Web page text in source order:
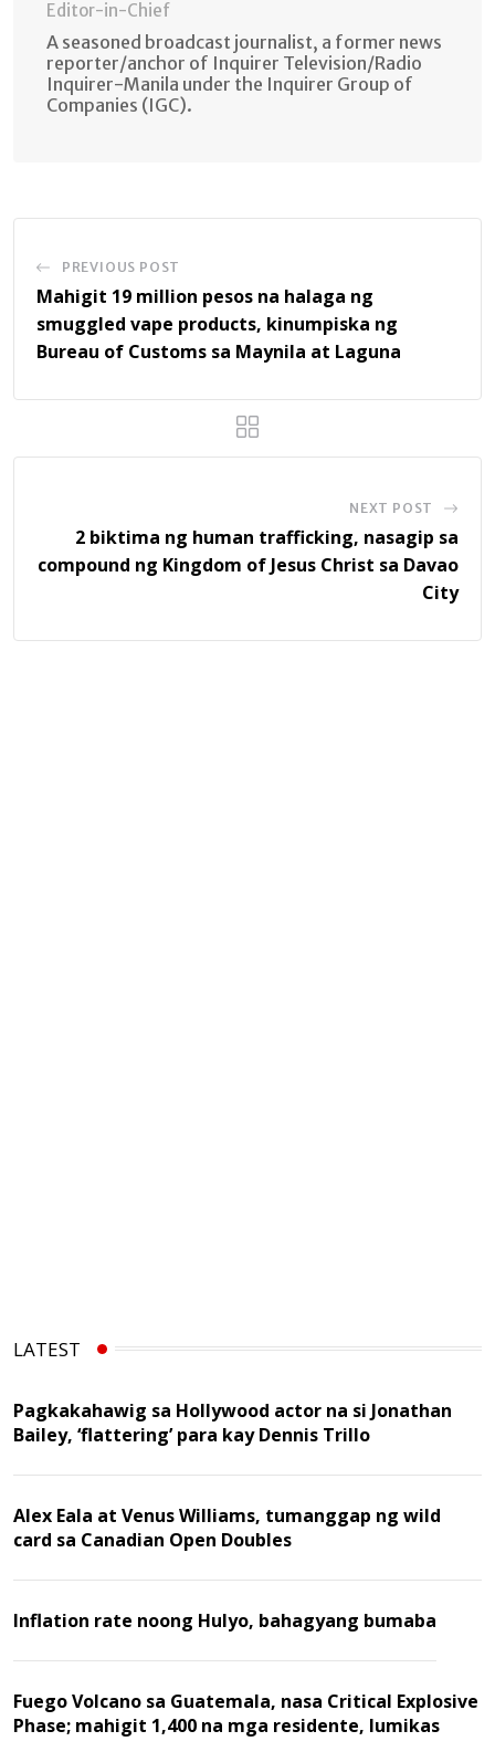
Editor-in-Chief
A seasoned broadcast journalist, a former news
reporter/anchor of Inquirer Television/Radio
Inquirer-Manila under the Inquirer Group of
Companies (IGC).
PREVIOUS POST
Mahigit 19 million pesos na halaga ng
smuggled vape products, kinumpiska ng
Bureau of Customs sa Maynila at Laguna
NEXT POST
2 biktima ng human trafficking, nasagip sa
compound ng Kingdom of Jesus Christ sa Davao
City
LATEST
Pagkakahawig sa Hollywood actor na si Jonathan
Bailey, ‘flattering’ para kay Dennis Trillo
Alex Eala at Venus Williams, tumanggap ng wild
card sa Canadian Open Doubles
Inflation rate noong Hulyo, bahagyang bumaba
Fuego Volcano sa Guatemala, nasa Critical Explosive
Phase; mahigit 1,400 na mga residente, lumikas